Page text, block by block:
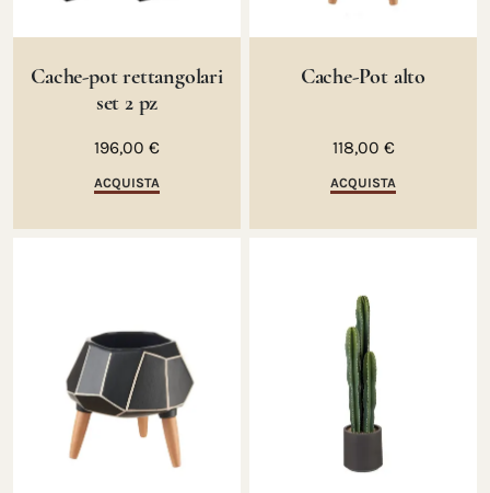
Cache-pot rettangolari
set 2 pz
196,00 €
ACQUISTA
Cache-Pot alto
118,00 €
ACQUISTA